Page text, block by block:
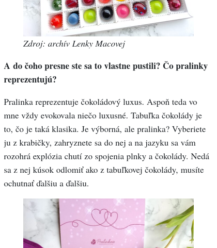
Zdroj: archív Lenky Macovej
A do čoho presne ste sa to vlastne pustili? Čo pralinky
reprezentujú?
Pralinka reprezentuje čokoládový luxus. Aspoň teda vo
mne vždy evokovala niečo luxusné. Tabuľka čokolády je
to, čo je taká klasika. Je výborná, ale pralinka? Vyberiete
ju z krabičky, zahryznete sa do nej a na jazyku sa vám
rozohrá explózia chutí zo spojenia plnky a čokolády. Nedá
sa z nej kúsok odlomiť ako z tabuľkovej čokolády, musíte
ochutnať ďalšiu a ďalšiu.